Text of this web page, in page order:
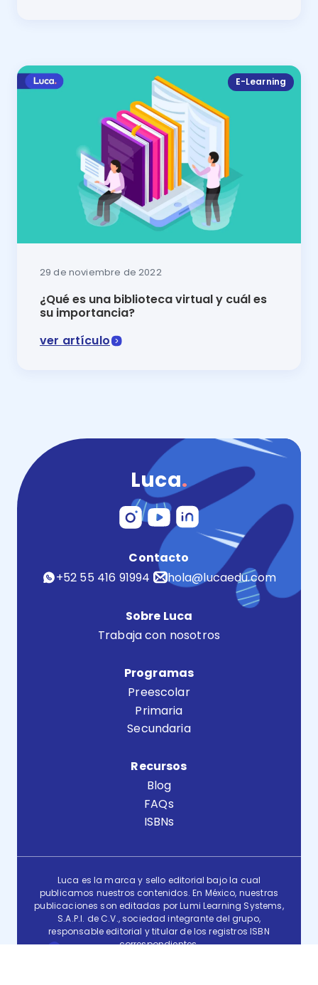
E-Learning
29 de noviembre de 2022
¿Qué es una biblioteca virtual y cuál es
su importancia?
ver artículo
Luca.
Contacto
+52 55 416 91994
hola@lucaedu.com
Sobre Luca
Trabaja con nosotros
Programas
Preescolar
Primaria
Secundaria
Recursos
Blog
FAQs
ISBNs
Luca es la marca y sello editorial bajo la cual
publicamos nuestros contenidos. En México, nuestras
publicaciones son editadas por Lumi Learning Systems,
S.A.P.I. de C.V., sociedad integrante del grupo,
responsable editorial y titular de los registros ISBN
correspondientes.